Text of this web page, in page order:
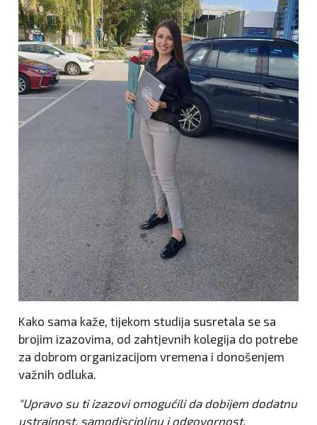
Kako sama kaže, tijekom studija susretala se sa
brojim izazovima, od zahtjevnih kolegija do potrebe
za dobrom organizacijom vremena i donošenjem
važnih odluka.
"Upravo su ti izazovi omogućili da dobijem dodatnu
ustrajnost, samodisciplinu i odgovornost,